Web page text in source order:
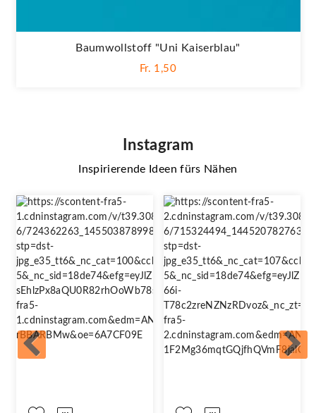
Baumwollstoff "Uni Kaiserblau"
Fr. 1,50
Instagram
Inspirierende Ideen fürs Nähen